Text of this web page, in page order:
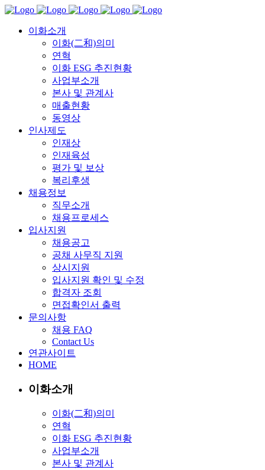
이화소개
이화(二和)의미
연혁
이화 ESG 추진현황
사업부소개
본사 및 관계사
매출현황
동영상
인사제도
인재상
인재육성
평가 및 보상
복리후생
채용정보
직무소개
채용프로세스
입사지원
채용공고
공채 사무직 지원
상시지원
입사지원 확인 및 수정
합격자 조회
면접확인서 출력
문의사항
채용 FAQ
Contact Us
연관사이트
HOME
이화소개
이화(二和)의미
연혁
이화 ESG 추진현황
사업부소개
본사 및 관계사